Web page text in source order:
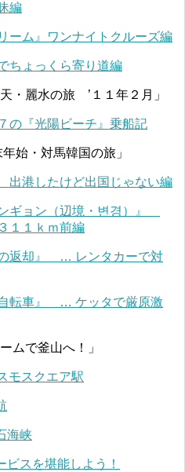
編
ム』ワンナイトクルーズ編
ちょっくら寄り道編
・麗水の旅 ’１１年２月」
『光陽ビーチ』乗船記
始・対馬韓国の旅」
港したけど出国じゃない編
ギョン（辺境・변경）』
１１ｋｍ前編
返却』 … レンタカーで対
転車』 … ケッタで厳原激
ムで釜山へ！」
モスクエア駅
海峡
スを堪能しよう！